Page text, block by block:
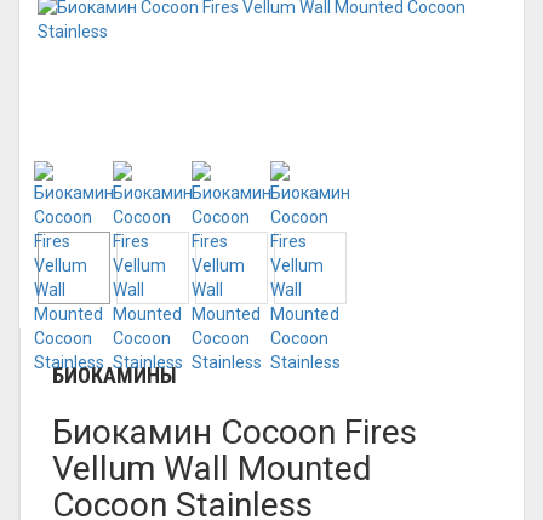
БИОКАМИНЫ
Биокамин Cocoon Fires
Vellum Wall Mounted
Cocoon Stainless